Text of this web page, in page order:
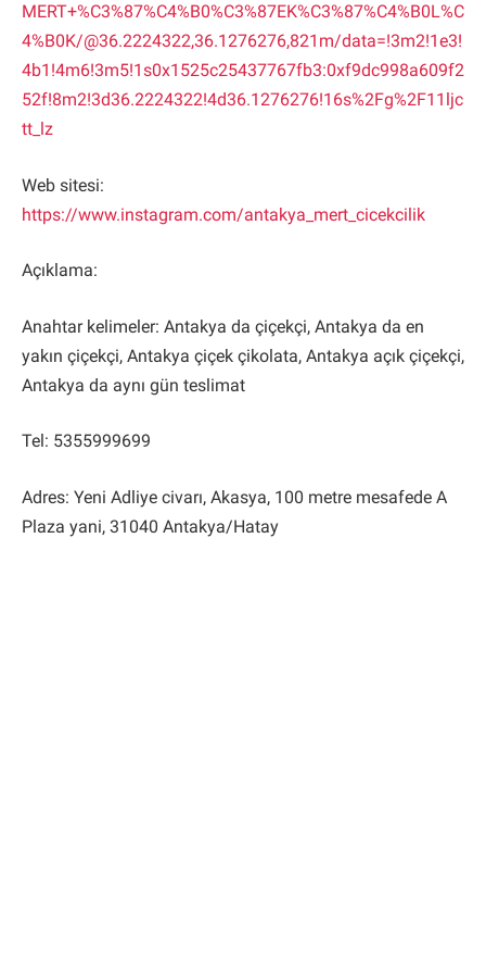
MERT+%C3%87%C4%B0%C3%87EK%C3%87%C4%B0L%C
4%B0K/@36.2224322,36.1276276,821m/data=!3m2!1e3!
4b1!4m6!3m5!1s0x1525c25437767fb3:0xf9dc998a609f2
52f!8m2!3d36.2224322!4d36.1276276!16s%2Fg%2F11ljc
tt_lz
Web sitesi:
https://www.instagram.com/antakya_mert_cicekcilik
Açıklama:
Anahtar kelimeler: Antakya da çiçekçi, Antakya da en
yakın çiçekçi, Antakya çiçek çikolata, Antakya açık çiçekçi,
Antakya da aynı gün teslimat
Tel: 5355999699
Adres: Yeni Adliye civarı, Akasya, 100 metre mesafede A
Plaza yani, 31040 Antakya/Hatay